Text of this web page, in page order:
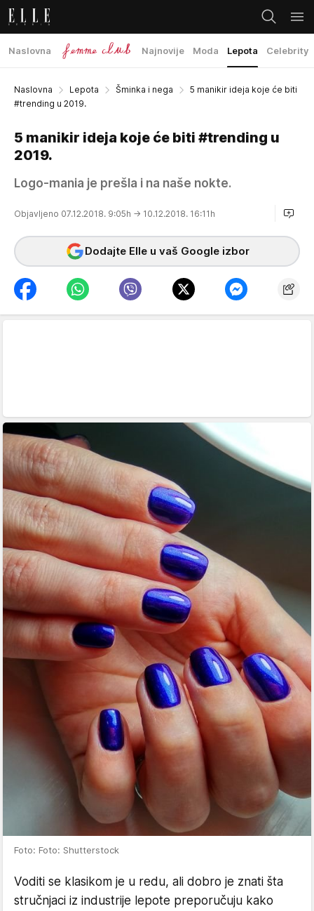
Naslovna Najnovije Moda Lepota Celebrity
Naslovna Lepota Šminka i nega
5 manikir ideja koje će biti
#trending u 2019.
5 manikir ideja koje će biti #trending u
2019.
Logo-mania je prešla i na naše nokte.
Objavljeno 07.12.2018. 9:05h → 10.12.2018. 16:11h
Dodajte Elle u vaš Google izbor
Foto: Foto: Shutterstock
Voditi se klasikom je u redu, ali dobro je znati šta
stručnjaci iz industrije lepote preporučuju kako